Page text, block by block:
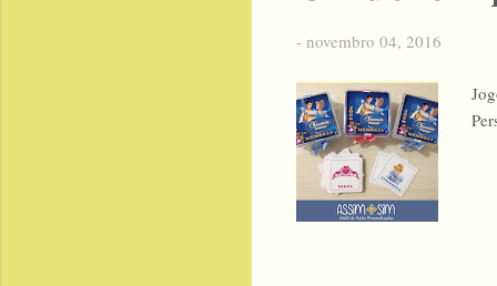
- novembro 04, 2016